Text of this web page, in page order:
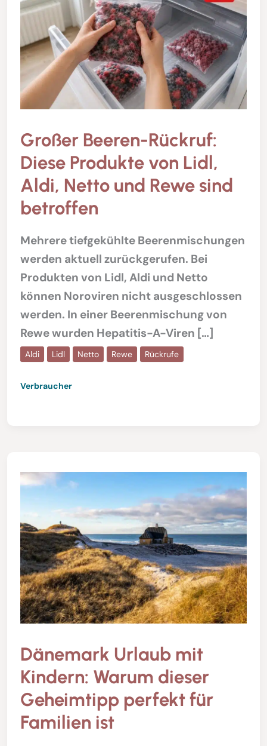
Großer Beeren-Rückruf:
Diese Produkte von Lidl,
Aldi, Netto und Rewe sind
betroffen
Mehrere tiefgekühlte Beerenmischungen
werden aktuell zurückgerufen. Bei
Produkten von Lidl, Aldi und Netto
können Noroviren nicht ausgeschlossen
werden. In einer Beerenmischung von
Rewe wurden Hepatitis-A-Viren […]
Aldi Lidl Netto Rewe Rückrufe
Verbraucher
Dänemark Urlaub mit
Kindern: Warum dieser
Geheimtipp perfekt für
Familien ist